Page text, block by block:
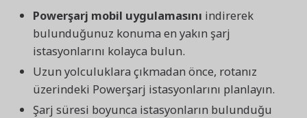
Powerşarj mobil uygulamasını indirerek
bulunduğunuz konuma en yakın şarj
istasyonlarını kolayca bulun.
Uzun yolculuklara çıkmadan önce, rotanız
üzerindeki Powerşarj istasyonlarını planlayın.
Şarj süresi boyunca istasyonların bulunduğu